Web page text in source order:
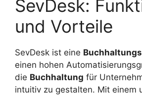
SevDesk:
und Vorteile
SevDesk ist eine
einen hohen
die Buchhaltung für
intuitiv zu gestalten. Mit einem